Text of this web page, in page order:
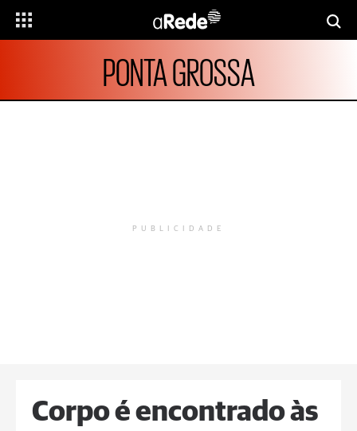
PONTA GROSSA
PUBLICIDADE
Corpo é encontrado às